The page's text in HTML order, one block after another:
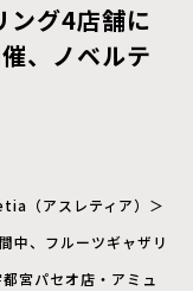
グ4店舗に
、ノベルテ
（アスレティア）＞
中、フルーツギャザリ
宮パセオ店・アミュ